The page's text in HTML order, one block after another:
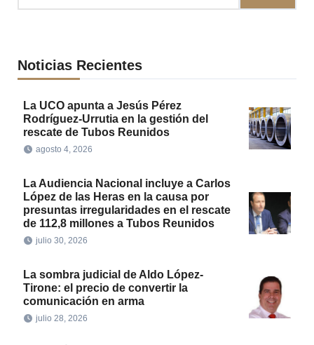
Noticias Recientes
La UCO apunta a Jesús Pérez
Rodríguez-Urrutia en la gestión del
rescate de Tubos Reunidos
agosto 4, 2026
La Audiencia Nacional incluye a Carlos
López de las Heras en la causa por
presuntas irregularidades en el rescate
de 112,8 millones a Tubos Reunidos
julio 30, 2026
La sombra judicial de Aldo López-
Tirone: el precio de convertir la
comunicación en arma
julio 28, 2026